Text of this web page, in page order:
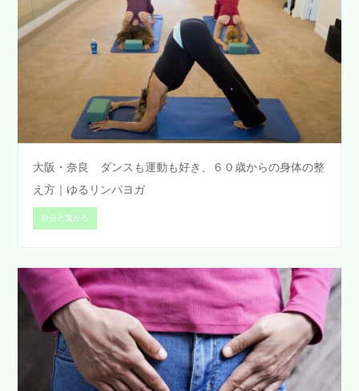
大阪・奈良 ダンスも運動も好き、６０歳からの身体の整
え方｜ゆるリンパヨガ
自分と繋がる